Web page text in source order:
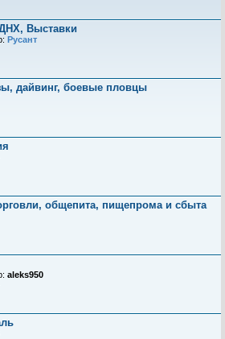
Выставки
Русант
дайвинг, боевые пловцы
общепита, пищепрома и сбыта
aleks950